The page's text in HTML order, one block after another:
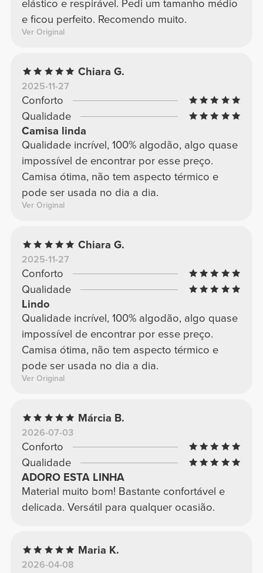
elástico e respirável. Pedi um tamanho médio
e ficou perfeito. Recomendo muito.
Ver Original
Chiara G.
2025-11-27
Conforto
Qualidade
Camisa linda
Qualidade incrível, 100% algodão, algo quase
impossível de encontrar por esse preço.
Camisa ótima, não tem aspecto térmico e
pode ser usada no dia a dia.
Ver Original
Chiara G.
2025-11-27
Conforto
Qualidade
Lindo
Qualidade incrível, 100% algodão, algo quase
impossível de encontrar por esse preço.
Camisa ótima, não tem aspecto térmico e
pode ser usada no dia a dia.
Ver Original
Márcia B.
2026-07-03
Conforto
Qualidade
ADORO ESTA LINHA
Material muito bom! Bastante confortável e
delicada. Versátil para qualquer ocasião.
Maria K.
2026-04-08